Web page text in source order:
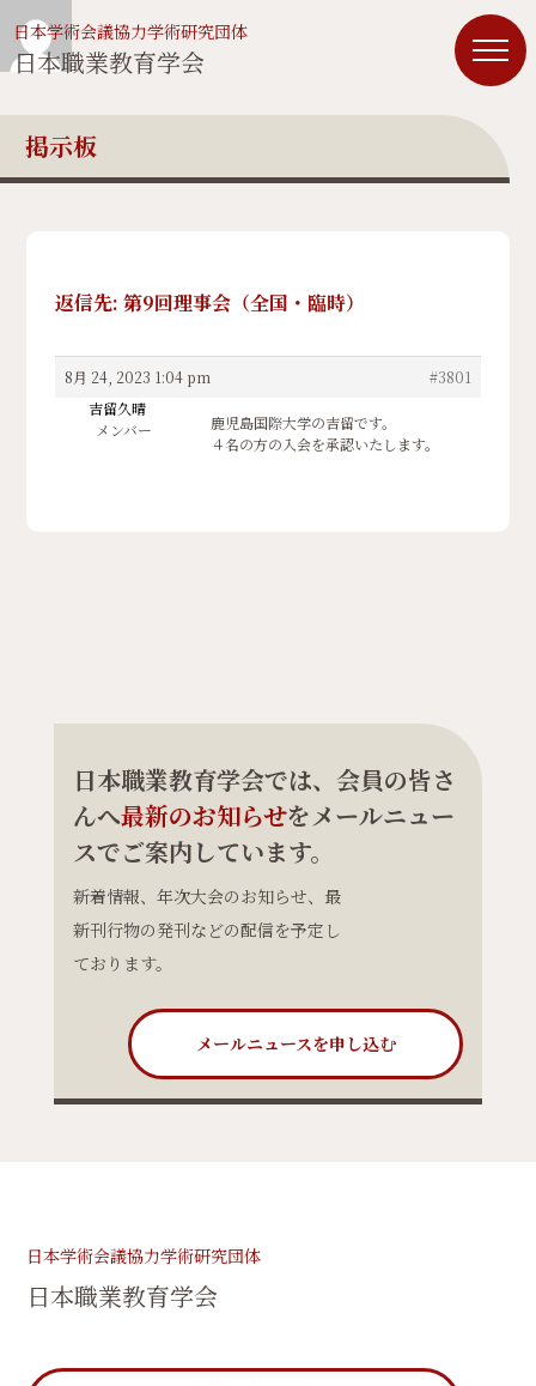
日本学術会議協力学術研究団体
日本職業教育学会
掲示板
返信先: 第9回理事会（全国・臨時）
8月 24, 2023 1:04 pm
#3801
吉留久晴
メンバー
鹿児島国際大学の吉留です。
４名の方の入会を承認いたします。
日本職業教育学会では、会員の皆さ
んへ最新のお知らせをメールニュー
スでご案内しています。
新着情報、年次大会のお知らせ、最
新刊行物の発刊などの配信を予定し
ております。
メールニュースを申し込む
日本学術会議協力学術研究団体
日本職業教育学会